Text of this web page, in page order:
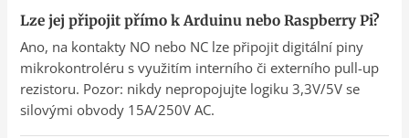
Lze jej připojit přímo k Arduinu nebo Raspberry Pi?
Ano, na kontakty NO nebo NC lze připojit digitální piny
mikrokontroléru s využitím interního či externího pull-up
rezistoru. Pozor: nikdy nepropojujte logiku 3,3V/5V se
silovými obvody 15A/250V AC.